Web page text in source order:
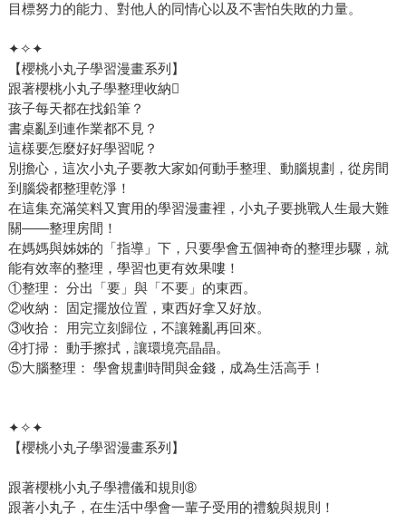
目標努力的能力、對他人的同情心以及不害怕失敗的力量。
✦✧✦
【櫻桃小丸子學習漫畫系列】
跟著櫻桃小丸子學整理收納
孩子每天都在找鉛筆？
書桌亂到連作業都不見？
這樣要怎麼好好學習呢？
別擔心，這次小丸子要教大家如何動手整理、動腦規劃，從房間
到腦袋都整理乾淨！
在這集充滿笑料又實用的學習漫畫裡，小丸子要挑戰人生最大難
關——整理房間！
在媽媽與姊姊的「指導」下，只要學會五個神奇的整理步驟，就
能有效率的整理，學習也更有效果嘍！
①整理： 分出「要」與「不要」的東西。
②收納： 固定擺放位置，東西好拿又好放。
③收拾： 用完立刻歸位，不讓雜亂再回來。
④打掃： 動手擦拭，讓環境亮晶晶。
⑤大腦整理： 學會規劃時間與金錢，成為生活高手！
✦✧✦
【櫻桃小丸子學習漫畫系列】
跟著櫻桃小丸子學禮儀和規則➇
跟著小丸子，在生活中學會一輩子受用的禮貌與規則！